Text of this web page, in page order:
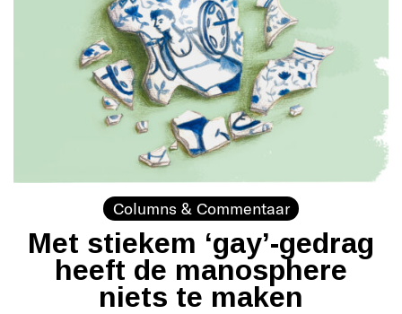
Columns & Commentaar
Met stiekem ‘gay’-gedrag
heeft de manosphere
niets te maken